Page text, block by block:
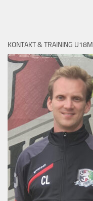
KONTAKT & TRAINING U18M